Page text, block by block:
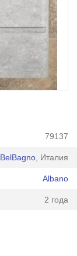
79137
BelBagno , Италия
Albano
2 года